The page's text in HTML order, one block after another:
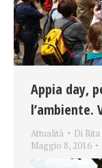
Appia day,
l’ambiente.
Attualità Di
Maggio 8, 2016